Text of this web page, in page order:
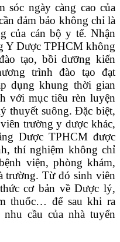
sóc ngày càng cao của
đảm bảo không chỉ là
của cán bộ y tế. Nhận
Y Dược TPHCM không
tạo, bồi dưỡng kiến
trình đào tạo đạt
dụng khung thời gian
với mục tiêu rèn luyện
thuyết suông. Đặc biệt,
trường y dược khác,
Dược TPHCM được
thí nghiệm không chỉ
viện, phòng khám,
trường. Từ đó sinh viên
cơ bản về Dược lý,
thuốc… để sau khi ra
cầu của nhà tuyển